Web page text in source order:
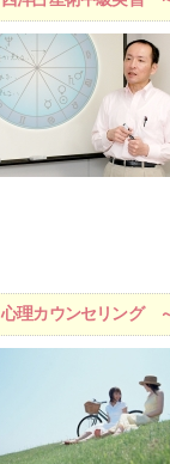
心理カウンセリング